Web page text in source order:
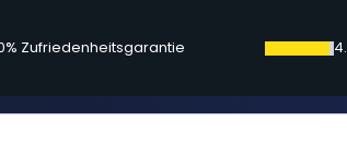
Zufriedenheitsgarantie